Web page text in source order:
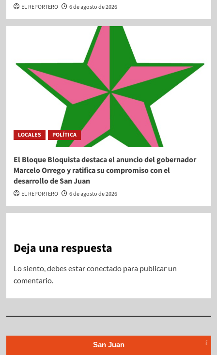
EL REPORTERO 6 de agosto de 2026
LOCALES POLÍTICA
El Bloque Bloquista destaca el anuncio del gobernador
Marcelo Orrego y ratifica su compromiso con el
desarrollo de San Juan
EL REPORTERO 6 de agosto de 2026
Deja una respuesta
Lo siento, debes estarconectadopara publicar un
comentario.
San Juan